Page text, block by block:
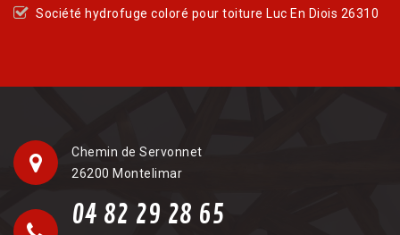
Société hydrofuge coloré pour toiture Luc En Diois 26310
Chemin de Servonnet
26200 Montelimar
04 82 29 28 65